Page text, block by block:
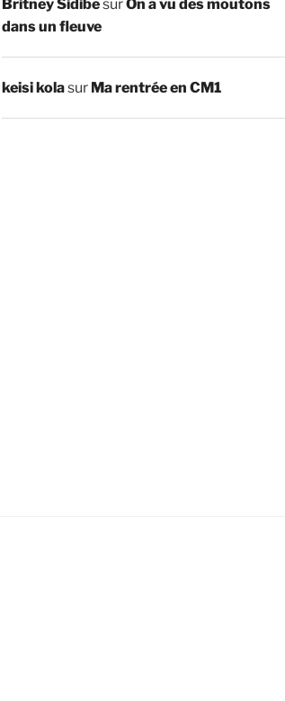
Britney SidibesurOn a vu des moutons
dans un fleuve
keisi kolasur Ma rentrée en CM1